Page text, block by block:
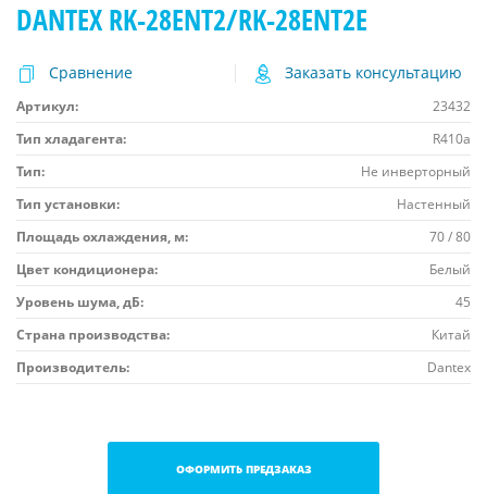
DANTEX RK-28ENT2/RK-28ENT2E
Сравнение Заказать консультацию
Артикул:
23432
Тип хладагента:
R410a
Тип:
Не инверторный
Тип установки:
Настенный
Площадь охлаждения, м:
70 / 80
Цвет кондиционера:
Белый
Уровень шума, дБ:
45
Страна производства:
Китай
Производитель:
Dantex
ОФОРМИТЬ ПРЕДЗАКАЗ